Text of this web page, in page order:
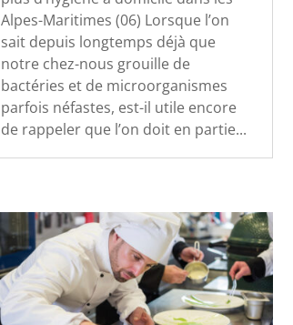
Alpes-Maritimes (06) Lorsque l’on
sait depuis longtemps déjà que
notre chez-nous grouille de
bactéries et de microorganismes
parfois néfastes, est-il utile encore
de rappeler que l’on doit en partie...